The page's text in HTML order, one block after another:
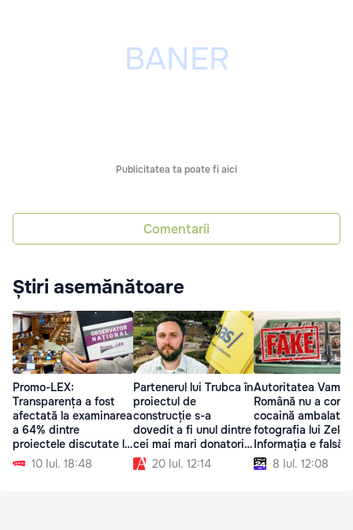
Publicitatea ta poate fi aici
Comentarii
Știri asemănătoare
Promo-LEX:
Transparența a fost
afectată la examinarea
a 64% dintre
proiectele discutate la
ședința Parlamentului
10 Iul. 18:48
Partenerul lui Trubca în
proiectul de
construcție s-a
dovedit a fi unul dintre
cei mai mari donatori
al PAS20 Iul. 12:14
Autoritatea
Română nu a
cocaină ambalată
fotografia lui
Informația e falsă
8 Iul. 12:08